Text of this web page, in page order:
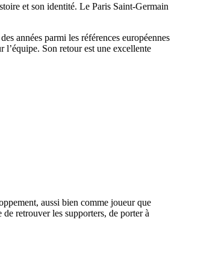
et son identité. Le Paris Saint-Germain
années parmi les références européennes
l’équipe. Son retour est une excellente
aussi bien comme joueur que
retrouver les supporters, de porter à